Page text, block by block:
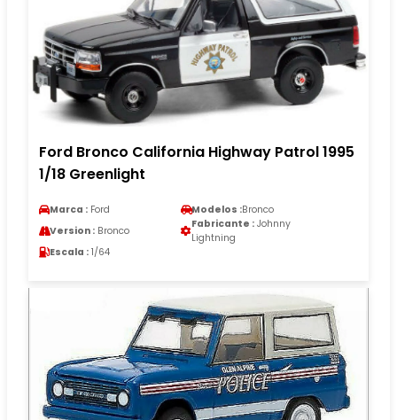
Ford Bronco California Highway Patrol 1995
1/18 Greenlight
Marca : Ford Modelos :Bronco
Version : Bronco
Fabricante : Johnny
Lightning
Escala : 1/64